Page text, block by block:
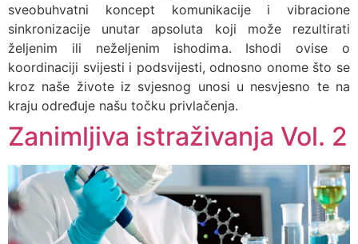
sveobuhvatni koncept komunikacije i vibracione
sinkronizacije unutar apsoluta koji može rezultirati
željenim ili neželjenim ishodima. Ishodi ovise o
koordinaciji svijesti i podsvijesti, odnosno onome što se
kroz naše živote iz svjesnog unosi u nesvjesno te na
kraju određuje našu točku privlačenja.
Zanimljiva istraživanja Vol. 2